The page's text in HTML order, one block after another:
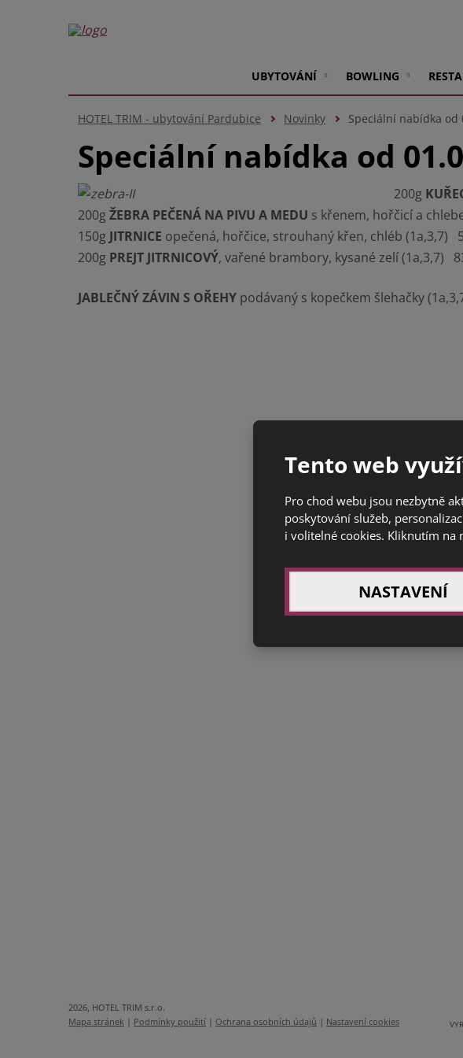
UBYTOVÁNÍ BOWLING
HOTEL TRIM - ubytování Pardubice Novinky Speciální nabídka od
Speciální nabídka od
200g
200gŽEBRA PEČENÁ NA PIVU A MEDU s křenem, hořčicí a
150g JITRNICE opečená, hořčice, strouhaný křen, chléb (1a,3,7)
200g PREJT JITRNICOVÝ, vařené brambory, kysané zelí (1a,3,7)
JABLEČNÝ ZÁVIN S OŘEHY podávaný s kopečkem šlehačky
2026, HOTEL TRIM s.r.o.
Mapa stránek | Podmínky použití | Ochrana osobních údajů | Nastavení cookies
Tento web
Pro chod webu jsou nezbytně
poskytování služeb,
i volitelné cookies. Kliknutím na
NASTAVENÍ